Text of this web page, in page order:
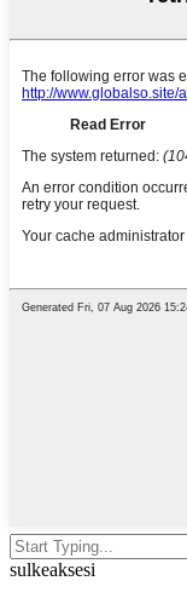
sulkeaksesi